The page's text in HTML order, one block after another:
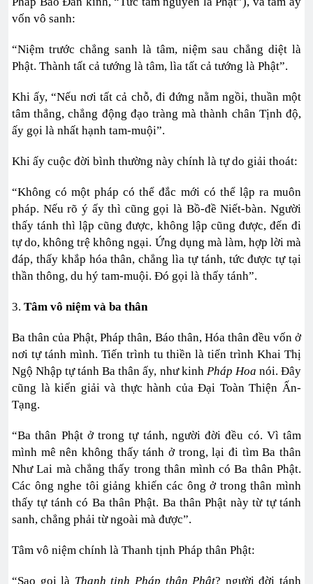
vốn vô sanh:
“Niệm trước chẳng sanh là tâm, niệm sau chẳng diệt là
Phật. Thành tất cả tướng là tâm, lìa tất cả tướng là Phật”.
Khi ấy, “Nếu nơi tất cả chỗ, đi đứng nằm ngồi, thuần một
tâm thẳng, chẳng động đạo tràng mà thành chân Tịnh độ,
ấy gọi là nhất hạnh tam-muội”.
Khi ấy cuộc đời bình thường này chính là tự do giải thoát:
“Không có một pháp có thể đắc mới có thể lập ra muôn
pháp. Nếu rõ ý ấy thì cũng gọi là Bồ-đề Niết-bàn. Người
thấy tánh thì lập cũng được, không lập cũng được, đến đi
tự do, không trệ không ngại. Ứng dụng mà làm, hợp lời mà
đáp, thấy khắp hóa thân, chẳng lìa tự tánh, tức được tự tại
thần thông, du hý tam-muội. Đó gọi là thấy tánh”.
3. Tâm vô niệm và ba thân
Ba thân của Phật, Pháp thân, Báo thân, Hóa thân đều vốn ở
nơi tự tánh mình. Tiến trình tu thiền là tiến trình Khai Thị
Ngộ Nhập tự tánh Ba thân ấy, như kinh Pháp Hoa nói. Đây
cũng là kiến giải và thực hành của Đại Toàn Thiện Ấn-
Tạng.
“Ba thân Phật ở trong tự tánh, người đời đều có. Vì tâm
mình mê nên không thấy tánh ở trong, lại đi tìm Ba thân
Như Lai mà chẳng thấy trong thân mình có Ba thân Phật.
Các ông nghe tôi giảng khiến các ông ở trong thân mình
thấy tự tánh có Ba thân Phật. Ba thân Phật này từ tự tánh
sanh, chẳng phải từ ngoài mà được”.
Tâm vô niệm chính là Thanh tịnh Pháp thân Phật:
“Sao gọi là Thanh tịnh Pháp thân Phật? người đời tánh